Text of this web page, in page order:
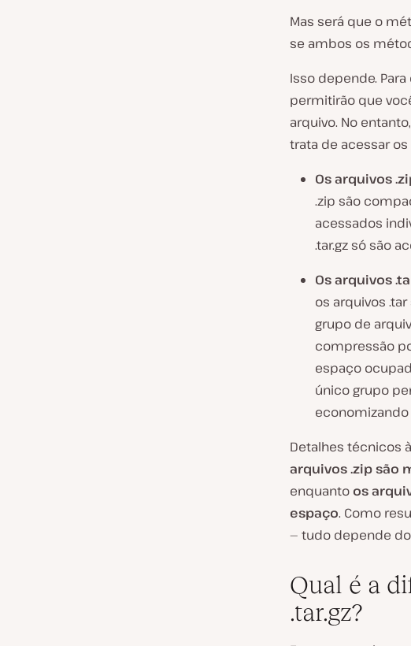
Mas será que o
se ambos os
Isso depende.
permitirão que
arquivo. No
trata de acessar
Os arquivos
.zip são
acessados
.tar.gz só são
Os arquivos
os arquivos
grupo de
compressão
espaço
único grupo
Detalhes técnicos
arquivos .zip são
enquanto os
espaço. Como
— tudo depende
Qual é a
.tar.gz?